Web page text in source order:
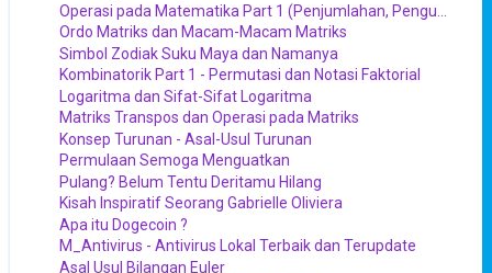
Operasi pada Matematika Part 1 (Penjumlahan, Pengu...
Ordo Matriks dan Macam-Macam Matriks
Simbol Zodiak Suku Maya dan Namanya
Kombinatorik Part 1 - Permutasi dan Notasi Faktorial
Logaritma dan Sifat-Sifat Logaritma
Matriks Transpos dan Operasi pada Matriks
Konsep Turunan - Asal-Usul Turunan
Permulaan Semoga Menguatkan
Pulang? Belum Tentu Deritamu Hilang
Kisah Inspiratif Seorang Gabrielle Oliviera
Apa itu Dogecoin ?
M_Antivirus - Antivirus Lokal Terbaik dan Terupdate
Asal Usul Bilangan Euler